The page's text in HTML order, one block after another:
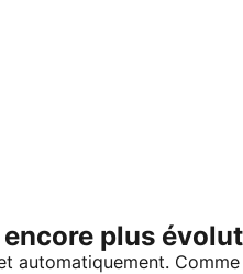
plus
automatiquement.